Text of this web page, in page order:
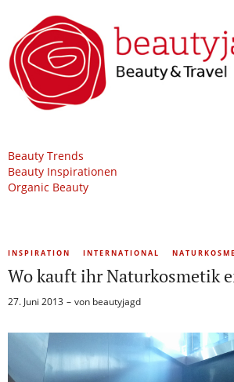
Beauty Trends
Beauty Inspirationen
Organic Beauty
INSPIRATION INTERNATIONAL
Wo kauft ihr Naturkosmetik
27. Juni 2013 von beautyjagd